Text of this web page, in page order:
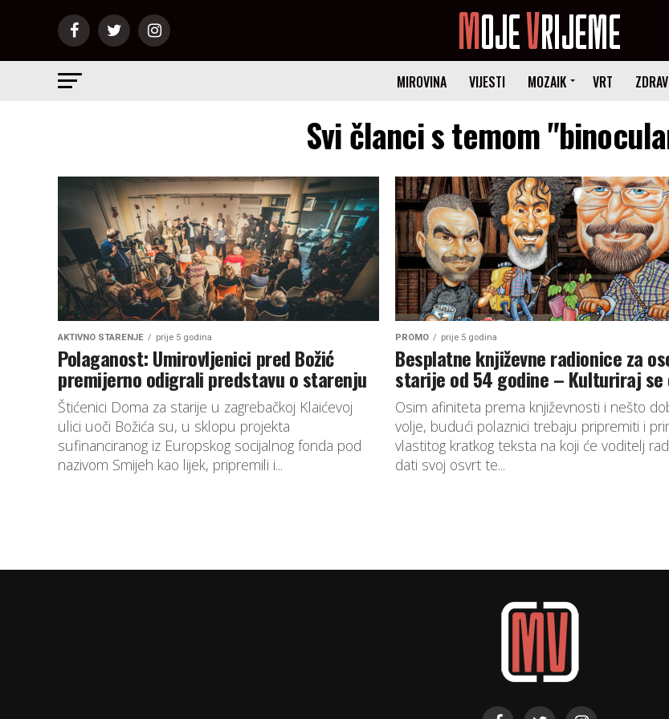
MIROVINA VIJESTI MOZAIK VRT
Svi članci s temom
AKTIVNO STARENJE prije 5 godina
Polaganost: Umirovljenici pred Božić
premijerno odigrali predstavu o starenju
Štićenici Doma za starije u zagrebačkoj Klaićevoj
ulici uoči Božića su, u sklopu projekta
sufinanciranog iz Europskog socijalnog fonda pod
nazivom Smijeh kao lijek, pripremili i...
PROMO prije 5 godina
Besplatne književne radionice za
starije od 54 godine – Kulturiraj se
Osim afiniteta prema književnosti i nešto
volje, budući polaznici trebaju pripremiti i
vlastitog kratkog teksta na koji će voditelj
dati svoj osvrt te...